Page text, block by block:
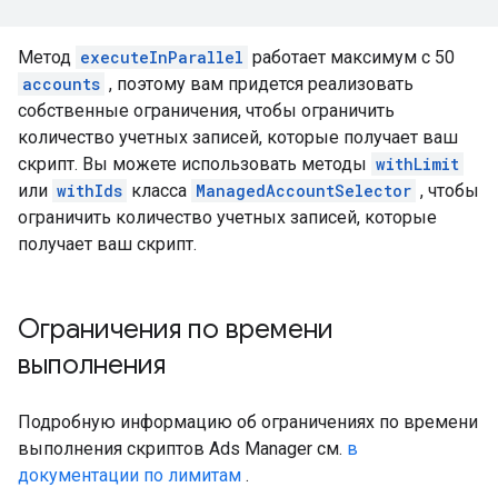
Метод executeInParallel работает максимум с 50
accounts , поэтому вам придется реализовать
собственные ограничения, чтобы ограничить
количество учетных записей, которые получает ваш
скрипт. Вы можете использовать методы withLimit
или withIds класса ManagedAccountSelector , чтобы
ограничить количество учетных записей, которые
получает ваш скрипт.
Ограничения по времени
выполнения
Подробную информацию об ограничениях по времени
выполнения скриптов Ads Manager см. в
документации по лимитам .